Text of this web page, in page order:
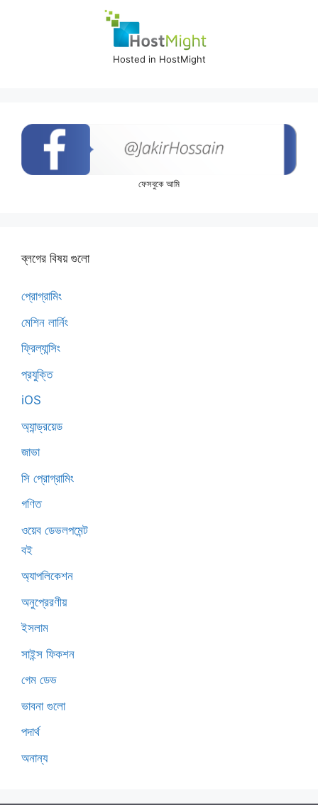
Hosted in HostMight
ফেসবুকে আমি
ব্লগের বিষয় গুলো
প্রোগ্রামিং
মেশিন লার্নিং
ফ্রিল্যান্সিং
প্রযুক্তি
iOS
অ্যান্ড্রয়েড
জাভা
সি প্রোগ্রামিং
গণিত
ওয়েব ডেভলপমেন্ট
বই
অ্যাপলিকেশন
অনুপ্রেরণীয়
ইসলাম
সাইন্স ফিকশন
গেম ডেভ
ভাবনা গুলো
পদার্থ
অনান্য